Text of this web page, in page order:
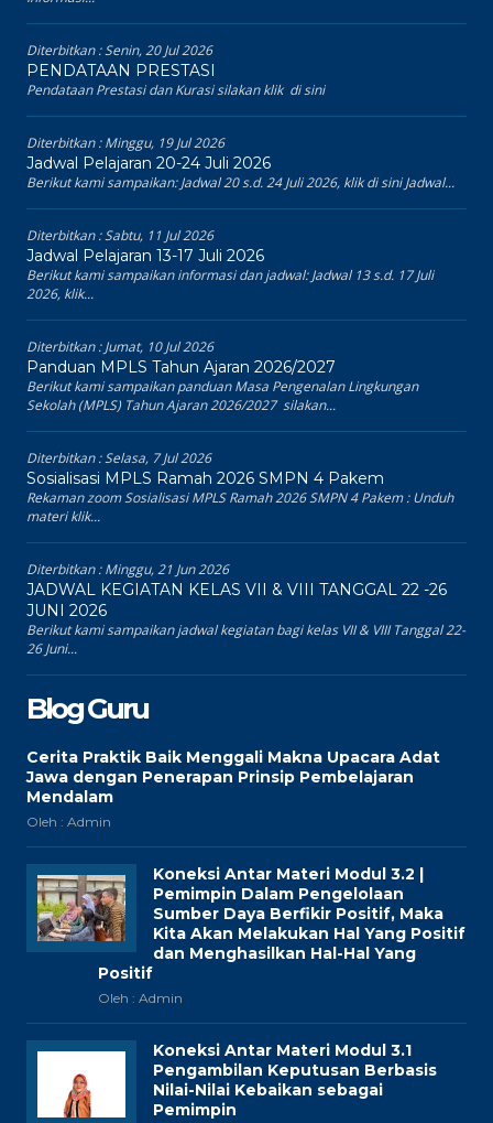
Diterbitkan :Senin, 20 Jul 2026
PENDATAAN PRESTASI
Pendataan Prestasi dan Kurasi silakan klik di sini
Diterbitkan :Minggu, 19 Jul 2026
Jadwal Pelajaran 20-24 Juli 2026
Berikut kami sampaikan: Jadwal 20 s.d. 24 Juli 2026, klik di sini Jadwal...
Diterbitkan :Sabtu, 11 Jul 2026
Jadwal Pelajaran 13-17 Juli 2026
Berikut kami sampaikan informasi dan jadwal: Jadwal 13 s.d. 17 Juli
2026, klik...
Diterbitkan :Jumat, 10 Jul 2026
Panduan MPLS Tahun Ajaran 2026/2027
Berikut kami sampaikan panduan Masa Pengenalan Lingkungan
Sekolah (MPLS) Tahun Ajaran 2026/2027 silakan...
Diterbitkan :Selasa, 7 Jul 2026
Sosialisasi MPLS Ramah 2026 SMPN 4 Pakem
Rekaman zoom Sosialisasi MPLS Ramah 2026 SMPN 4 Pakem : Unduh
materi klik...
Diterbitkan :Minggu, 21 Jun 2026
JADWAL KEGIATAN KELAS VII & VIII TANGGAL 22 -26
JUNI 2026
Berikut kami sampaikan jadwal kegiatan bagi kelas VII & VIII Tanggal 22-
26 Juni...
Blog Guru
Cerita Praktik Baik Menggali Makna Upacara Adat
Jawa dengan Penerapan Prinsip Pembelajaran
Mendalam
Oleh : Admin
Koneksi Antar Materi Modul 3.2 |
Pemimpin Dalam Pengelolaan
Sumber Daya Berfikir Positif, Maka
Kita Akan Melakukan Hal Yang Positif
dan Menghasilkan Hal-Hal Yang
Positif
Oleh : Admin
Koneksi Antar Materi Modul 3.1
Pengambilan Keputusan Berbasis
Nilai-Nilai Kebaikan sebagai
Pemimpin